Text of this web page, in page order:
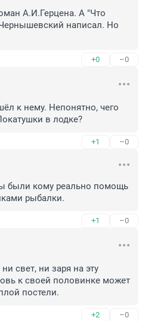
А.И.Герцена. А "Что
написал. Но
+0 –0
к нему. Непонятно, чего
в лодке?
+1 –0
были кому реально помощь
рыбалки.
+1 –0
свет, ни заря на эту
к своей половинке может
постели.
+2 –0